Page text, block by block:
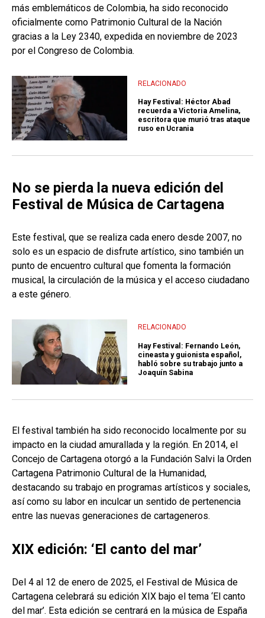
más emblemáticos de Colombia, ha sido reconocido
oficialmente como Patrimonio Cultural de la Nación
gracias a la Ley 2340, expedida en noviembre de 2023
por el Congreso de Colombia.
RELACIONADO
Hay Festival: Héctor Abad
recuerda a Victoria Amelina,
escritora que murió tras ataque
ruso en Ucrania
No se pierda la nueva edición del
Festival de Música de Cartagena
Este festival, que se realiza cada enero desde 2007, no
solo es un espacio de disfrute artístico, sino también un
punto de encuentro cultural que fomenta la formación
musical, la circulación de la música y el acceso ciudadano
a este género.
RELACIONADO
Hay Festival: Fernando León,
cineasta y guionista español,
habló sobre su trabajo junto a
Joaquín Sabina
El festival también ha sido reconocido localmente por su
impacto en la ciudad amurallada y la región. En 2014, el
Concejo de Cartagena otorgó a la Fundación Salvi la Orden
Cartagena Patrimonio Cultural de la Humanidad,
destacando su trabajo en programas artísticos y sociales,
así como su labor en inculcar un sentido de pertenencia
entre las nuevas generaciones de cartageneros.
XIX edición: ‘El canto del mar’
Del 4 al 12 de enero de 2025, el Festival de Música de
Cartagena celebrará su edición XIX bajo el tema ‘El canto
del mar’. Esta edición se centrará en la música de España